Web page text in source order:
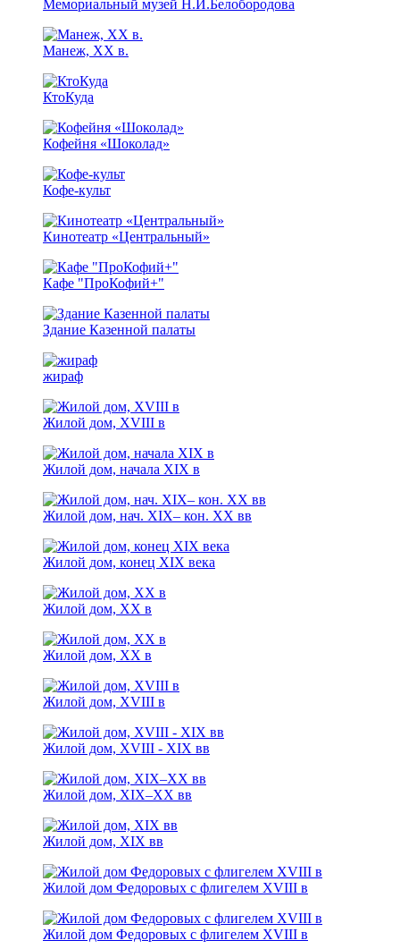
Мемориальный музей Н.И.Белобородова
Манеж, XX в.
КтоКуда
Кофейня «Шоколад»
Кофе-культ
Кинотеатр «Центральный»
Кафе "ПроКофий+"
Здание Казенной палаты
жираф
Жилой дом, ХVIII в
Жилой дом, начала XIX в
Жилой дом, нач. XIX– кон. XX вв
Жилой дом, конец XIX века
Жилой дом, XX в
Жилой дом, XX в
Жилой дом, XVIII в
Жилой дом, XVIII - XIX вв
Жилой дом, XIX–XX вв
Жилой дом, XIX вв
Жилой дом Федоровых с флигелем XVIII в
Жилой дом Федоровых с флигелем XVIII в